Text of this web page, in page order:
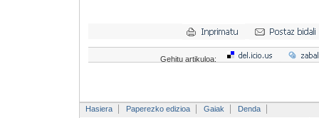
Gehitu artikuloa:
Hasiera Paperezko edizioa Gaiak
Denda